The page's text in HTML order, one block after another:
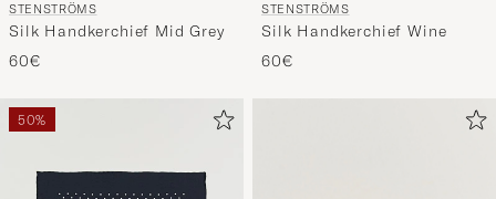
STENSTRÖMS
Silk Handkerchief Mid Grey
60€
STENSTRÖMS
Silk Handkerchief Wine
60€
50%